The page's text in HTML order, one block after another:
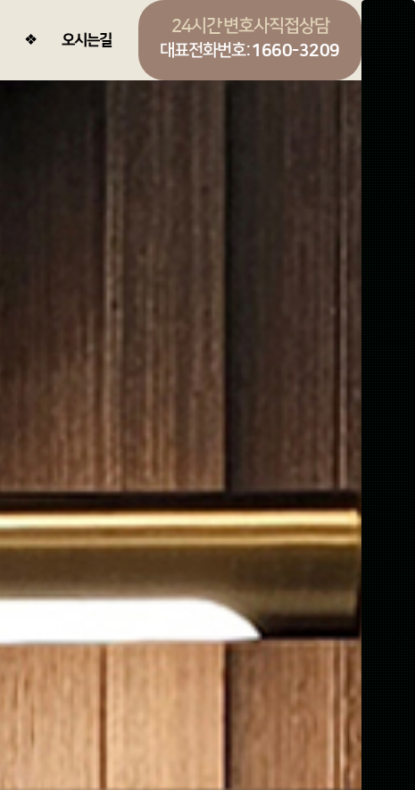
오시는길
24시간 변호사직접상담
대표전화번호:1660-3209